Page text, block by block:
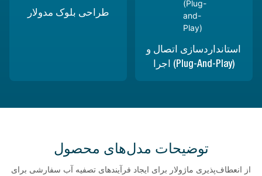
طراحی بلوک مدولار
استانداردسازی اتصال و
اجرا (Plug-And-Play)
توضیحات مدل‌های محصول
از انعطاف‌پذیری ماژولار برای ایجاد فرآیندهای تصفیه آب سفارشی برای